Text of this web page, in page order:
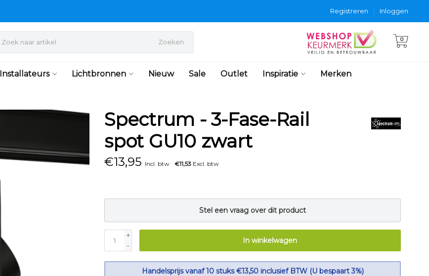
Inloggen
|
Registreren
Zoeken 0
Installateurs Lichtbronnen Nieuw Sale Outlet Inspiratie Merken
Spectrum - 3-Fase-Rail
spot GU10 zwart
€13,95 Incl. btw €11,53 Excl. btw
Stel een vraag over dit product
+
-
In winkelwagen
Handelsprijs vanaf 10 stuks €13,50 inclusief BTW (U bespaart 3%)